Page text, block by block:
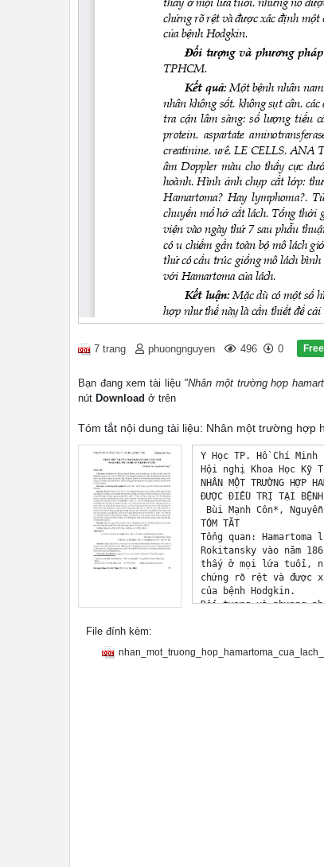
7 trang phuongnguyen 496 0 Free
Bạn đang xem tài liệu "Nhân một trường hợp
nút Download ở trên
Tóm tắt nội dung tài liệu: Nhân một trường hợp
Y Học TP. Hồ Chí
Hội nghị Khoa Học Kỹ
NHÂN MỘT TRƯỜNG HỢP
ĐƯỢC ĐIỀU TRỊ TẠI
Bùi Mạnh Côn*,
TÓM TẮT
Tổng quan:
Rokitansky vào năm
thấy ở mọi lứa tuổi,
chứng rõ rệt và được
của bệnh Hodgkin.
Đối tượng và phương
nhân không sốt,
tra cận lâm sàng: số
âm Doppler màu
viện vào ngày thứ 7
có u chiếm gần toàn
thử có cấu trúc
File đính kèm: